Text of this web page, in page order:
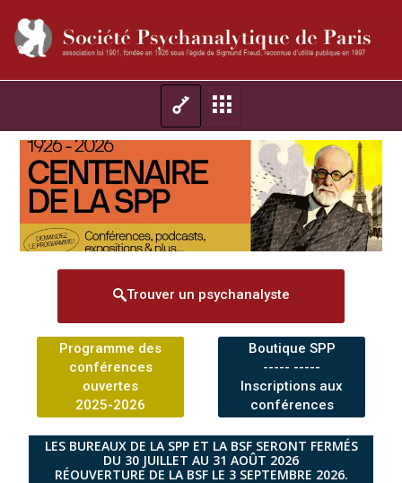
Trouver un psychanalyste
Programme des
conférences
ouvertes
2025-2026
Boutique SPP
----- -----
Inscriptions aux
conférences
LES BUREAUX DE LA SPP ET LA BSF SERONT FERMÉS
DU 30 JUILLET AU 31 AOÛT 2026
RÉOUVERTURE DE LA BSF LE 3 SEPTEMBRE 2026.